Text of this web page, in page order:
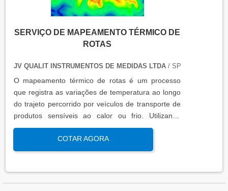
SERVIÇO DE MAPEAMENTO TÉRMICO DE
ROTAS
JV QUALIT INSTRUMENTOS DE MEDIDAS LTDA/ SP
O mapeamento térmico de rotas é um processo
que registra as variações de temperatura ao longo
do trajeto percorrido por veículos de transporte de
produtos sensíveis ao calor ou frio. Utilizando
sensores calibrados e registradores de dados, essa
análise garante que os padrões térmicos estejam
dentro das faixas exigidas por normas regulatórias,
transportado.
COTAR AGORA